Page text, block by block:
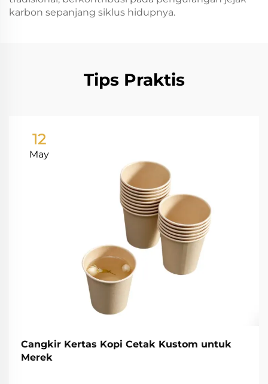
karbon sepanjang siklus hidupnya.
Tips Praktis
12
May
Cangkir Kertas Kopi Cetak Kustom untuk
Merek